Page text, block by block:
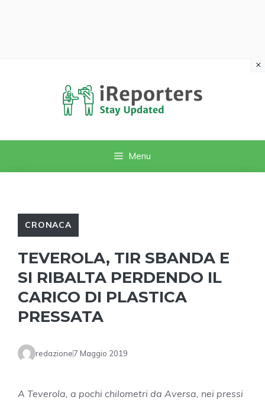
Menu
CRONACA
TEVEROLA, TIR SBANDA E
SI RIBALTA PERDENDO IL
CARICO DI PLASTICA
PRESSATA
redazione7 Maggio 2019
A Teverola, a pochi chilometri da Aversa, nei pressi
×